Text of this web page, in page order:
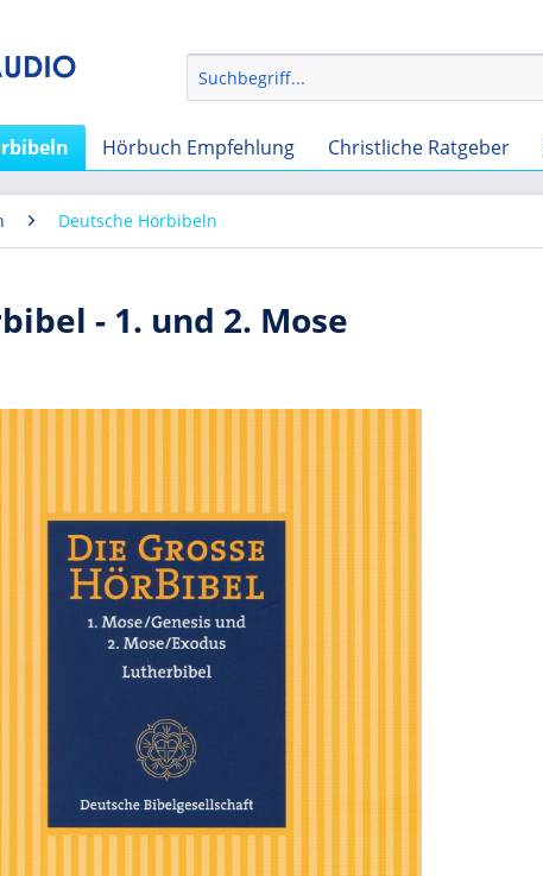
Hörbuch Empfehlung Christliche Ratgeber
Deutsche Hörbibeln
- 1. und 2. Mose